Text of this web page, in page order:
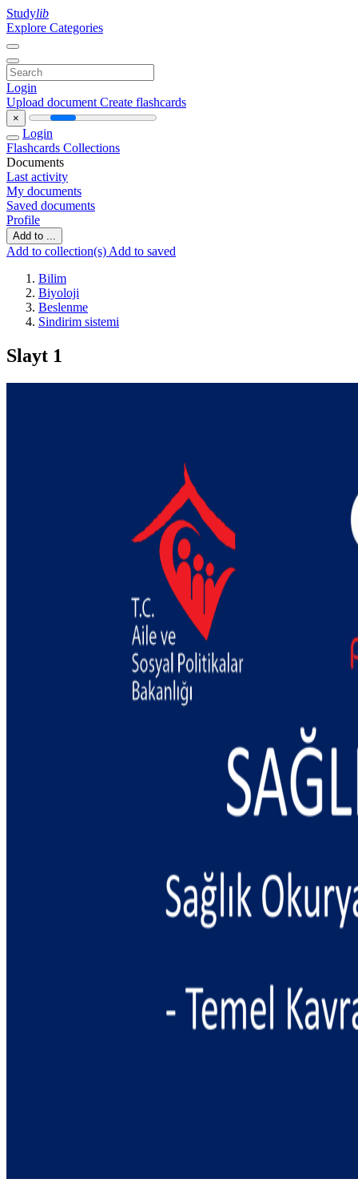
Studylib
Explore Categories
Login
Upload document Create flashcards
×
Login
Flashcards Collections
Documents
Last activity
My documents
Saved documents
Profile
Add to ...
Add to collection(s) Add to saved
Bilim
Biyoloji
Beslenme
Sindirim sistemi
Slayt 1